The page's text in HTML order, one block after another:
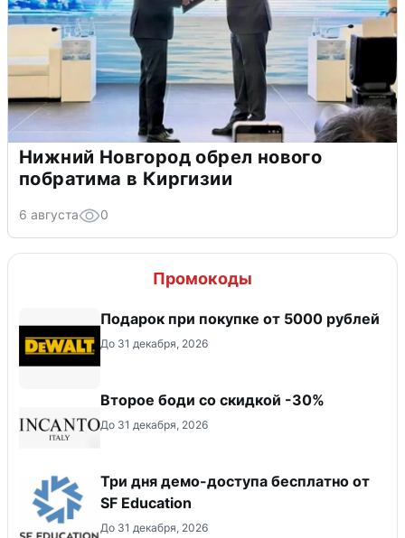
Нижний Новгород обрел нового
побратима в Киргизии
6 августа 0
Промокоды
Подарок при покупке от 5000 рублей
До 31 декабря, 2026
Второе боди со скидкой -30%
До 31 декабря, 2026
Три дня демо-доступа бесплатно от
SF Education
До 31 декабря, 2026